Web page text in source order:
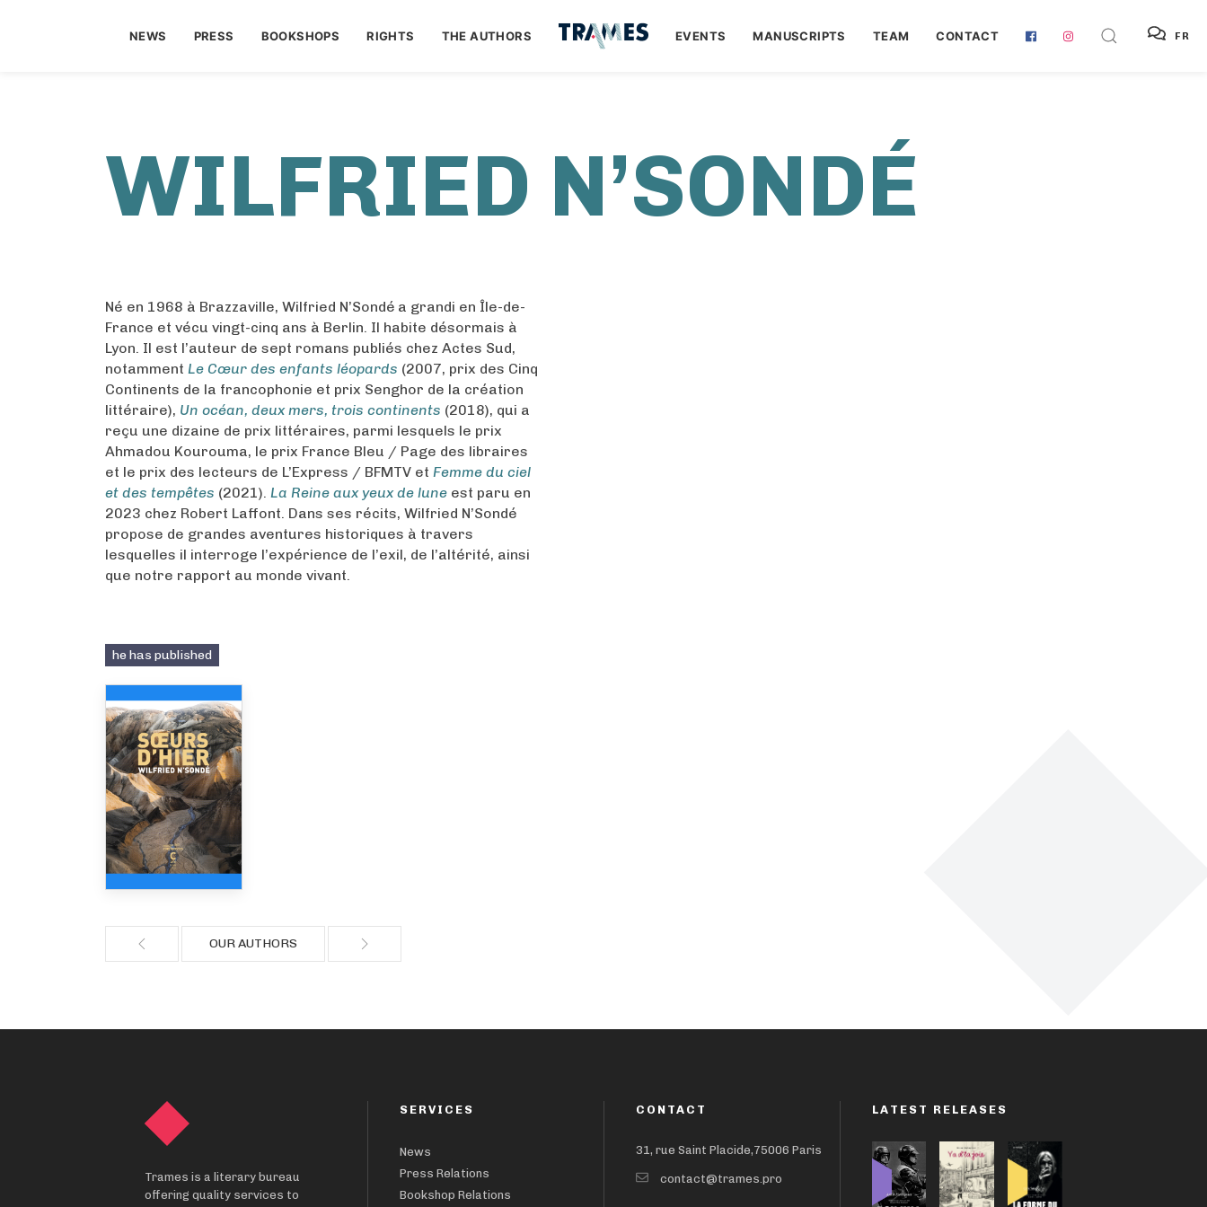
NEWS PRESS BOOKSHOPS RIGHTS THE AUTHORS EVENTS MANUSCRIPTS TEAM CONTACT FR
WILFRIED N’SONDÉ
Né en 1968 à Brazzaville, Wilfried N’Sondé a grandi en Île-de-
France et vécu vingt-cinq ans à Berlin. Il habite désormais à
Lyon. Il est l’auteur de sept romans publiés chez Actes Sud,
notamment Le Cœur des enfants léopards (2007, prix des Cinq
Continents de la francophonie et prix Senghor de la création
littéraire), Un océan, deux mers, trois continents (2018), qui a
reçu une dizaine de prix littéraires, parmi lesquels le prix
Ahmadou Kourouma, le prix France Bleu / Page des libraires
et le prix des lecteurs de L’Express / BFMTV et Femme du ciel
et des tempêtes (2021). La Reine aux yeux de lune est paru en
2023 chez Robert Laffont. Dans ses récits, Wilfried N’Sondé
propose de grandes aventures historiques à travers
lesquelles il interroge l’expérience de l’exil, de l’altérité, ainsi
que notre rapport au monde vivant.
he has published
OUR AUTHORS
Trames is a literary bureau
offering quality services to
SERVICES
News
Press Relations
Bookshop Relations
CONTACT
31, rue Saint Placide,75006 Paris
contact@trames.pro
LATEST RELEASES